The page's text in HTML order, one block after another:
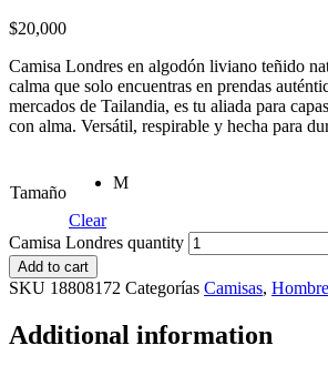
$20,000
Camisa Londres en algodón liviano teñido
calma que solo encuentras en prendas
mercados de Tailandia, es tu aliada para
con alma. Versátil, respirable y hecha para
Tamaño
M
Clear
Camisa Londres quantity
Add to cart
SKU 18808172 Categorías Camisas, Hombre
Additional information